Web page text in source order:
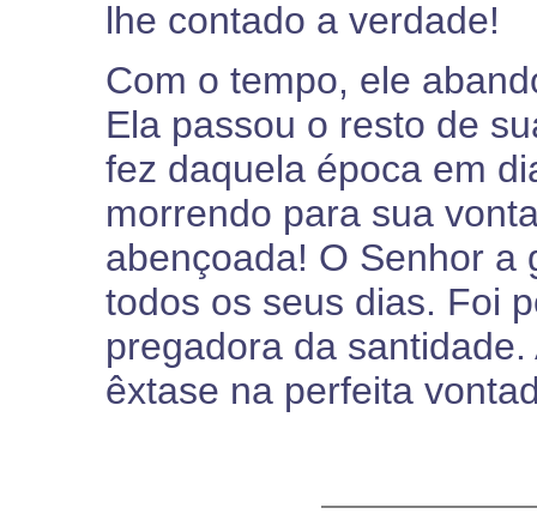
lhe contado a verdade!
Com o tempo, ele
Ela passou o resto de
fez daquela época em
morrendo para sua
abençoada! O Senhor a
todos os seus dias. Foi
pregadora da
êxtase na perfeita